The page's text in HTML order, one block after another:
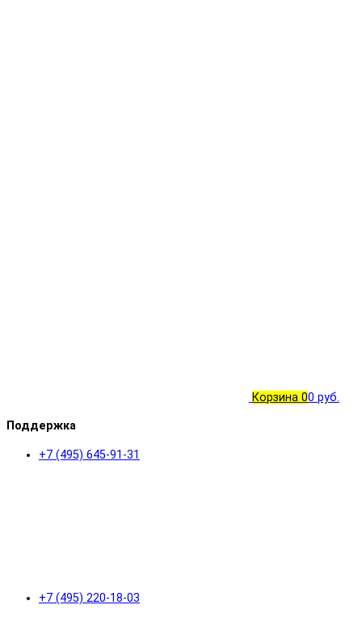
Корзина 00 руб.
Поддержка
+7 (495) 645-91-31
+7 (495) 220-18-03